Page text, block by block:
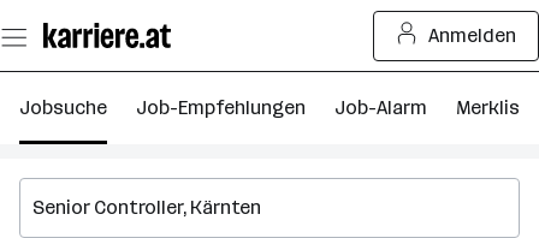
Seiteninhalt
springen
Anmelden
Jobsuche Job-Empfehlungen Job-Alarm Merkliste